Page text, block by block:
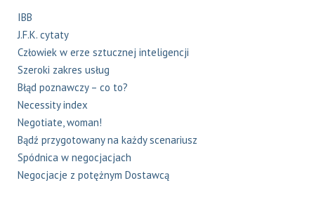
IBB
J.F.K. cytaty
Człowiek w erze sztucznej inteligencji
Szeroki zakres usług
Błąd poznawczy – co to?
Necessity index
Negotiate, woman!
Bądź przygotowany na każdy scenariusz
Spódnica w negocjacjach
Negocjacje z potężnym Dostawcą